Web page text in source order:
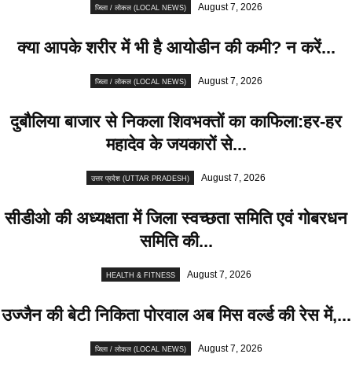
जिला / लोकल (LOCAL NEWS) August 7, 2026
क्या आपके शरीर में भी है आयोडीन की कमी? न करें...
जिला / लोकल (LOCAL NEWS) August 7, 2026
दुबौलिया बाजार से निकला शिवभक्तों का काफिला:हर-हर
महादेव के जयकारों से...
उत्तर प्रदेश (UTTAR PRADESH) August 7, 2026
सीडीओ की अध्यक्षता में जिला स्वच्छता समिति एवं गोबरधन
समिति की...
HEALTH & FITNESS August 7, 2026
उज्जैन की बेटी निकिता पोरवाल अब मिस वर्ल्ड की रेस में,...
जिला / लोकल (LOCAL NEWS) August 7, 2026